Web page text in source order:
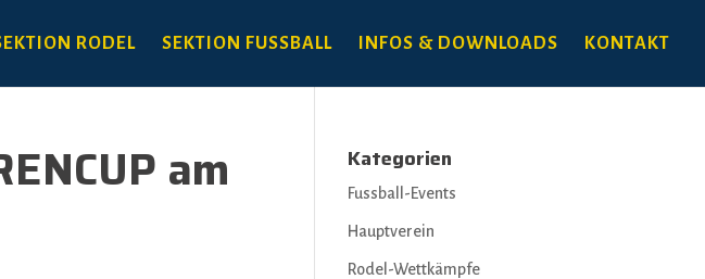
RODEL SEKTION FUSSBALL INFOS & DOWNLOADS KONTAKT
am Kategorien
Fussball-Events
Hauptverein
Rodel-Wettkämpfe